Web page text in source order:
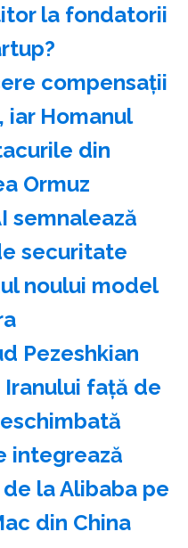
la fondatorii
compensaţii
iar Homanul
din
Ormuz
semnalează
securitate
noului model
Pezeshkian
faţă de
integrează
la Alibaba pe
din China